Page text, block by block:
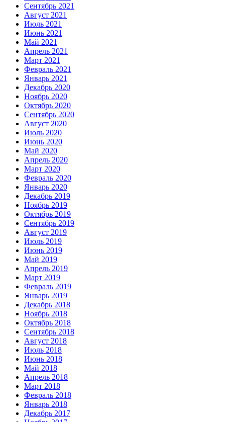
Сентябрь 2021
Август 2021
Июль 2021
Июнь 2021
Май 2021
Апрель 2021
Март 2021
Февраль 2021
Январь 2021
Декабрь 2020
Ноябрь 2020
Октябрь 2020
Сентябрь 2020
Август 2020
Июль 2020
Июнь 2020
Май 2020
Апрель 2020
Март 2020
Февраль 2020
Январь 2020
Декабрь 2019
Ноябрь 2019
Октябрь 2019
Сентябрь 2019
Август 2019
Июль 2019
Июнь 2019
Май 2019
Апрель 2019
Март 2019
Февраль 2019
Январь 2019
Декабрь 2018
Ноябрь 2018
Октябрь 2018
Сентябрь 2018
Август 2018
Июль 2018
Июнь 2018
Май 2018
Апрель 2018
Март 2018
Февраль 2018
Январь 2018
Декабрь 2017